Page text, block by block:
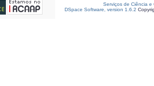
Serviços de Ciência e
DSpace Software, version 1.6.2